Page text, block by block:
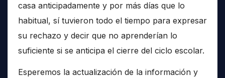
casa anticipadamente y por más días que lo
habitual, sí tuvieron todo el tiempo para expresar
su rechazo y decir que no aprenderían lo
suficiente si se anticipa el cierre del ciclo escolar.
Esperemos la actualización de la información y